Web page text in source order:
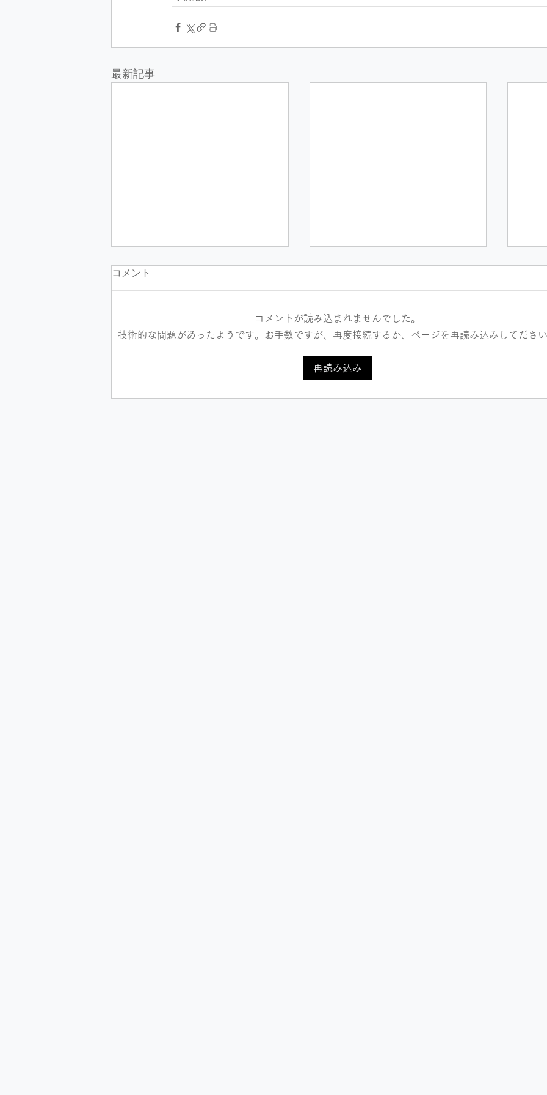
最新記事
ジ
【導入事例】Listadio様 ホ
ームページ
コメント
コメントが読み込まれませんでした。
技術的な問題があったようです。お手数ですが、再度接続するか、ページを再読み込みしてださい
再読み込み